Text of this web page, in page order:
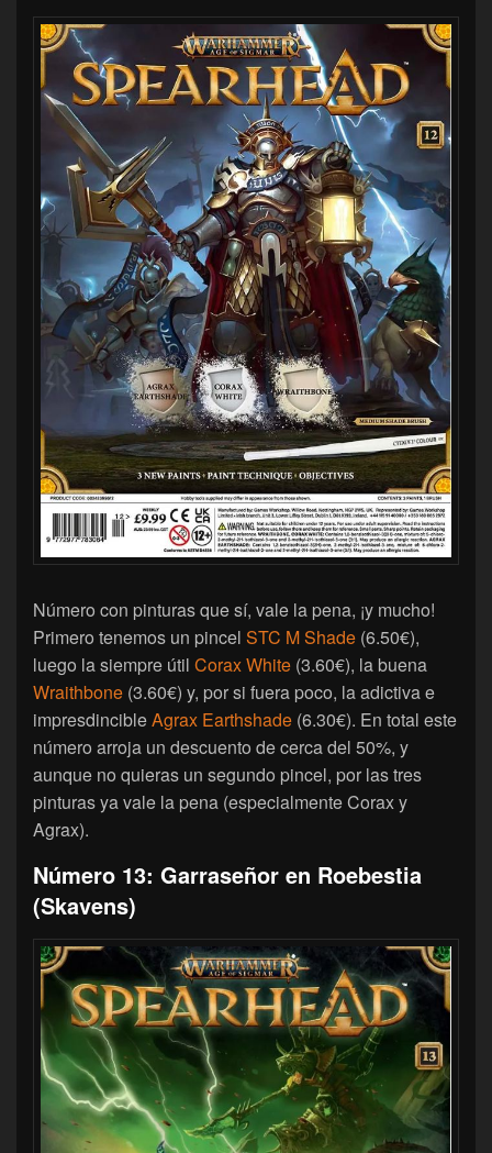
Número con pinturas que sí, vale la pena, ¡y mucho!
Primero tenemos un pincel STC M Shade (6.50€),
luego la siempre útil Corax White (3.60€), la buena
Wraithbone (3.60€) y, por si fuera poco, la adictiva e
impresdincibleAgrax Earthshade (6.30€). En total este
número arroja un descuento de cerca del 50%, y
aunque no quieras un segundo pincel, por las tres
pinturas ya vale la pena (especialmente Corax y
Agrax).
Número 13: Garraseñor en Roebestia
(Skavens)